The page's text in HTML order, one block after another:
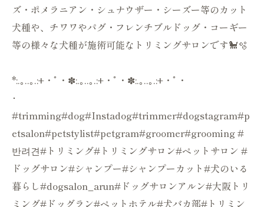
ズ・ポメラニアン・シュナウザー・シーズー等のカット
犬種や、チワワやパグ・フレンチブルドッグ・コーギー
等の様々な犬種が施術可能なトリミングサロンです🐩🫧
*:.｡..｡.:+・ﾟ・✽:.｡..｡.:+・ﾟ・✽:.｡..｡.:+・ﾟ・
･
#trimming#dog#Instadog#trimmer#dogstagram#p
etsalon#petstylist#petgram#groomer#grooming #
반려견#トリミング#トリミングサロン#ペットサロン #
ドッグサロン#シャンプー#シャンプーカット#犬のいる
暮らし#dogsalon_arun#ドッグサロンアルン#大阪トリ
ミング#ドッグラン#ペットホテル#犬バカ部#トリミン